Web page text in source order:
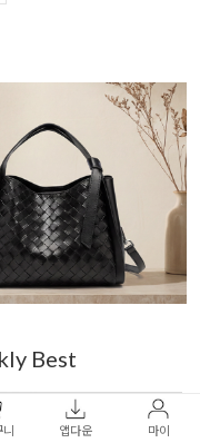
Best
니 앱다운 마이